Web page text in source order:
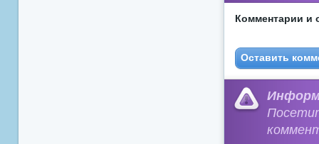
Комментарии
Оставить